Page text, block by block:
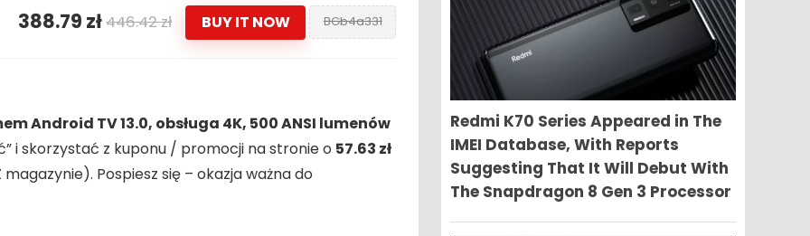
388.79 zł446.42 zł BUY IT NOW BGb4a331
Android TV 13.0, obsługa 4K, 500 ANSI lumenów
i skorzystać z kuponu / promocji na stronie o 57.63 zł
Pospiesz się – okazja ważna do
Redmi K70 Series Appeared in The
IMEI Database, With Reports
Suggesting That It Will Debut With
The Snapdragon 8 Gen 3 Processor